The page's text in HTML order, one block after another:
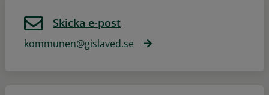
Skicka e-post
kommunen@gislaved.se